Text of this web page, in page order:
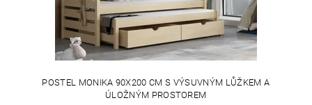
POSTEL MONIKA 90X200 CM S VÝSUVNÝM LŮŽKEM A
ÚLOŽNÝM PROSTOREM